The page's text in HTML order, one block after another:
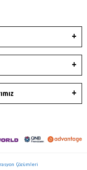
Çözümleri